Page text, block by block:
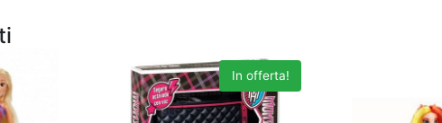
In offerta!